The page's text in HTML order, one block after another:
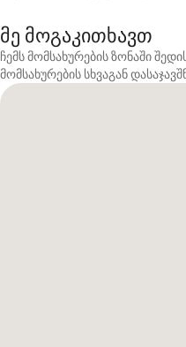
მე მოგაკითხავთ
ჩემს მომსახურების ზონაში
მომსახურების სხვაგან